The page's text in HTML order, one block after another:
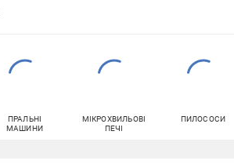
ПРАЛЬНІ
МАШИНИ
МІКРОХВИЛЬОВІ
ПЕЧІ
ПИЛОСОСИ